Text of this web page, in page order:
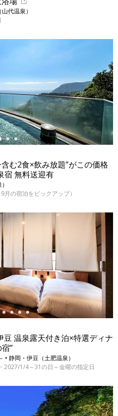
代温泉）
む2食×飲み放題”がこの価格
宿 無料送迎有
の宿泊をピックアップ）
豆 温泉露天付き泊×特選ディナ
”
• 静岡・伊豆（土肥温泉）
1/4～31の日～金曜の指定日